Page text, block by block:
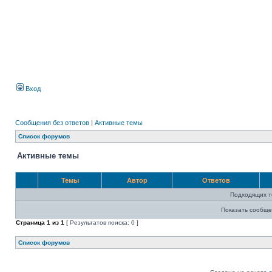
Вход
Сообщения без ответов | Активные темы
Список форумов
Активные темы
Темы Автор Ответов
Подходящих
Показать
Страница 1 из 1 [ Результатов поиска: 0 ]
Список форумов